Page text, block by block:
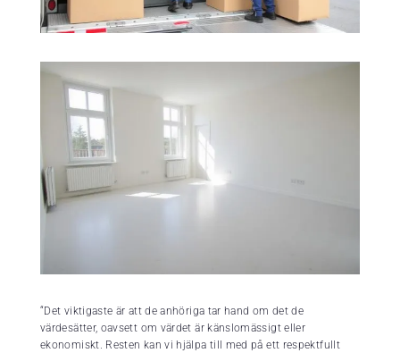
“Det viktigaste är att de anhöriga tar hand om det de
värdesätter, oavsett om värdet är känslomässigt eller
ekonomiskt. Resten kan vi hjälpa till med på ett respektfullt